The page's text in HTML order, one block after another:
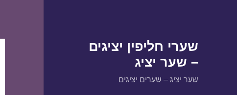
שערי חליפין יציגים
– שער יציג
שער יציג – שערים יציגים